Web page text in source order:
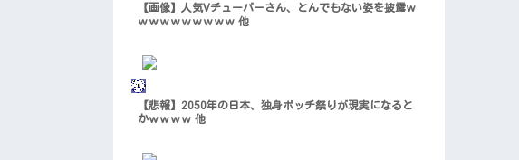
【画像】人気Vチューバーさん、とんでもない姿を披露ｗ
ｗｗｗｗｗｗｗｗｗ 他
【悲報】2050年の日本、独身ボッチ祭りが現実になると
かｗｗｗｗ 他